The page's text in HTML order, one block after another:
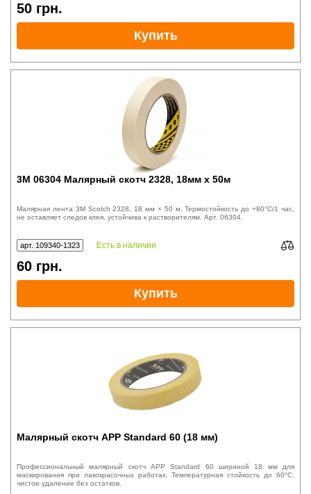
50 грн.
Купить
3M 06304 Малярный скотч 2328, 18мм x 50м
Малярная лента 3M Scotch 2328, 18 мм × 50 м. Термостойкость до +80°C/1 час,
не оставляет следов клея, устойчива к растворителям. Арт. 06304.
арт. 109340-1323 Есть в наличии
60 грн.
Купить
Малярный скотч APP Standard 60 (18 мм)
Профессиональный малярный скотч APP Standard 60 шириной 18 мм для
маскирования при лакокрасочных работах. Температурная стойкость до 60°C,
чистое удаление без остатков.